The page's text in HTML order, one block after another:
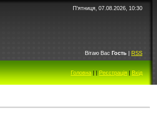
П'ятниця, 07.08.2026, 10:30
Вітаю Вас Гость | RSS
Головна||Реєстрація|Вхід